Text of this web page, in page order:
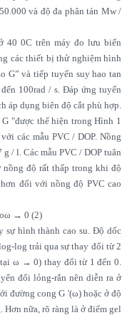
và độ đa phân tán Mw /
40 0C trên máy đo lưu biến
các thiết bị thử nghiệm hình
G” và tiếp tuyến suy hao tan
100rad / s. Đáp ứng tuyến
áp dụng biên độ cắt phù hợp.
"được thể hiện trong Hình 1
các mẫu PVC / DOP. Nồng
/ l. Các mẫu PVC / DOP tuân
độ rất thấp trong khi độ
đối với nồng độ PVC cao
→ 0 (2)
hình thành cao su. Độ dốc
log trải qua sự thay đổi từ 2
ω → 0) thay đổi từ 1 đến 0.
đổi lỏng-rắn nên diễn ra ở
đường cong G '(ω) hoặc ở độ
nữa, rõ ràng là ở điểm gel